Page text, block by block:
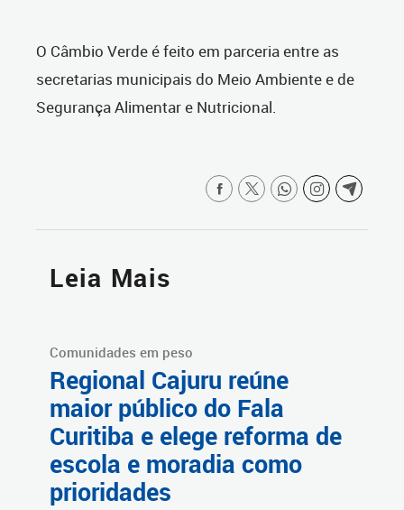
O Câmbio Verde é feito em parceria entre as
secretarias municipais do Meio Ambiente e de
Segurança Alimentar e Nutricional.
Leia Mais
Comunidades em peso
Regional Cajuru reúne
maior público do Fala
Curitiba e elege reforma de
escola e moradia como
prioridades